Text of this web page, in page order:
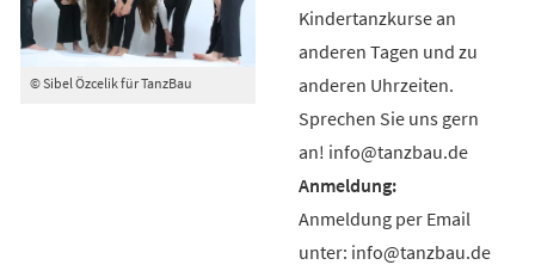
© Sibel Özcelik für TanzBau
Kindertanzkurse an
anderen Tagen und zu
anderen Uhrzeiten.
Sprechen Sie uns gern
an! info@tanzbau.de
Anmeldung per Email
unter: info@tanzbau.de